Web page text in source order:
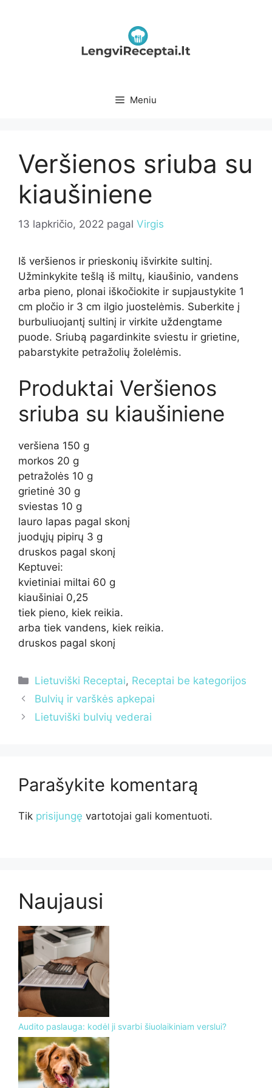
Meniu
Veršienos sriuba su
kiaušiniene
13 lapkričio, 2022 pagal Virgis
Iš veršienos ir prieskonių išvirkite sultinį.
Užminkykite tešlą iš miltų, kiaušinio, vandens
arba pieno, plonai iškočiokite ir supjaustykite 1
cm pločio ir 3 cm ilgio juostelėmis. Suberkite į
burbuliuojantį sultinį ir virkite uždengtame
puode. Sriubą pagardinkite sviestu ir grietine,
pabarstykite petražolių žolelėmis.
Produktai Veršienos
sriuba su kiaušiniene
veršiena 150 g
morkos 20 g
petražolės 10 g
grietinė 30 g
sviestas 10 g
lauro lapas pagal skonį
juodųjų pipirų 3 g
druskos pagal skonį
Keptuvei:
kvietiniai miltai 60 g
kiaušiniai 0,25
tiek pieno, kiek reikia.
arba tiek vandens, kiek reikia.
druskos pagal skonį
Kategorijos
Lietuviški Receptai, Receptai be kategorijos
Bulvių ir varškės apkepai
Lietuviški bulvių vederai
Parašykite komentarą
Tik prisijungę vartotojai gali komentuoti.
Naujausi
Audito paslauga: kodėl ji svarbi šiuolaikiniam verslui?